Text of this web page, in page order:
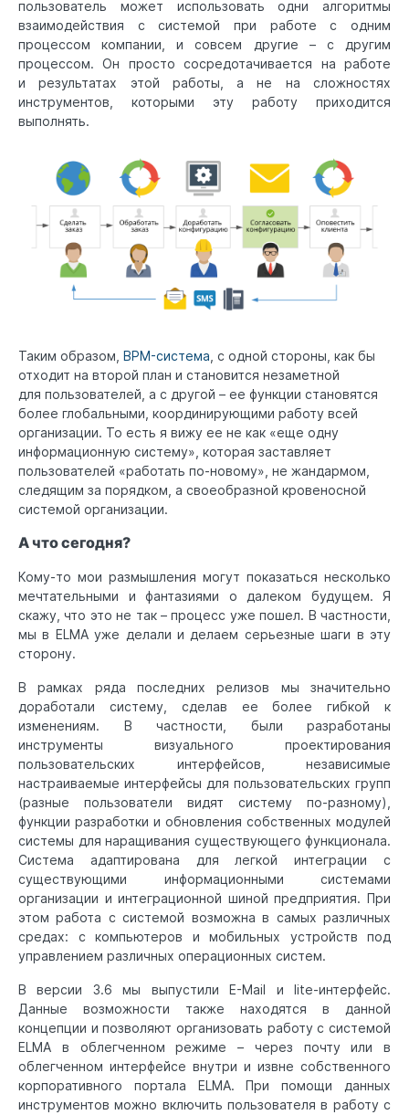
пользователь может использовать одни алгоритмы
взаимодействия с системой при работе с одним
процессом компании, и совсем другие – с другим
процессом. Он просто сосредотачивается на работе
и результатах этой работы, а не на сложностях
инструментов, которыми эту работу приходится
выполнять.
Таким образом, BPM-система , с одной стороны, как бы
отходит на второй план и становится незаметной
для пользователей, а с другой – ее функции становятся
более глобальными, координирующими работу всей
организации. То есть я вижу ее не как «еще одну
информационную систему», которая заставляет
пользователей «работать по-новому», не жандармом,
следящим за порядком, а своеобразной кровеносной
системой организации.
А что сегодня?
Кому-то мои размышления могут показаться несколько
мечтательными и фантазиями о далеком будущем. Я
скажу, что это не так – процесс уже пошел. В частности,
мы в ELMA уже делали и делаем серьезные шаги в эту
сторону.
В рамках ряда последних релизов мы значительно
доработали систему, сделав ее более гибкой к
изменениям. В частности, были разработаны
инструменты визуального проектирования
пользовательских интерфейсов, независимые
настраиваемые интерфейсы для пользовательских групп
(разные пользователи видят систему по-разному),
функции разработки и обновления собственных модулей
системы для наращивания существующего функционала.
Система адаптирована для легкой интеграции с
существующими информационными системами
организации и интеграционной шиной предприятия. При
этом работа с системой возможна в самых различных
средах: с компьютеров и мобильных устройств под
управлением различных операционных систем.
В версии 3.6 мы выпустили E-Mail и lite-интерфейс.
Данные возможности также находятся в данной
концепции и позволяют организовать работу с системой
ELMA в облегченном режиме – через почту или в
облегченном интерфейсе внутри и извне собственного
корпоративного портала ELMA. При помощи данных
инструментов можно включить пользователя в работу с